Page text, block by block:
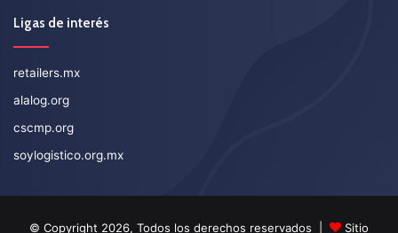
Ligas de interés
retailers.mx
alalog.org
cscmp.org
soylogistico.org.mx
© Copyright 2026, Todos los derechos reservados | Sitio